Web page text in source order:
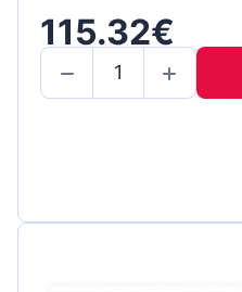
115.32€